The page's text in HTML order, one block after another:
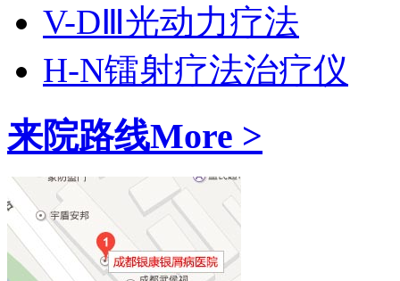
V-DⅢ光动力疗法
H-N镭射疗法治疗仪
来院路线More >